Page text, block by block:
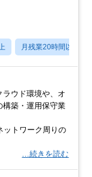
月残業20時間以内
ラウド環境や、オ
構築・運用保守業
ットワーク周りの
…続きを読む